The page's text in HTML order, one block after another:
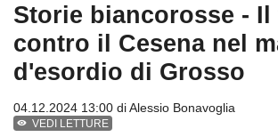
Storie biancorosse -
contro il Cesena nel
d'esordio di Grosso
04.12.2024 13:00 diAlessio Bonavoglia
VEDI LETTURE